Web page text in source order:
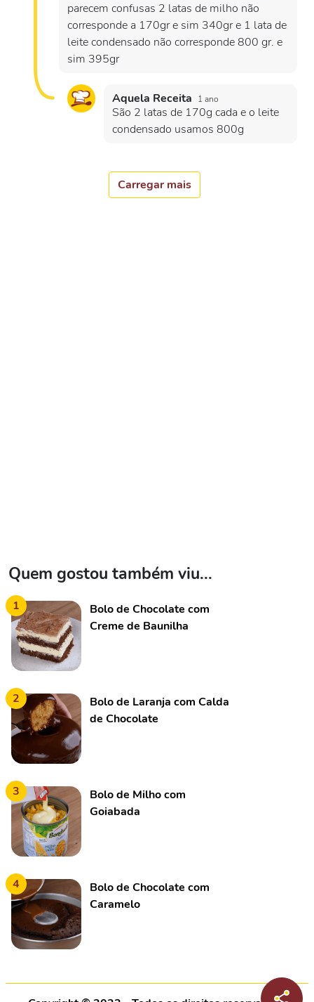
parecem confusas 2 latas de milho não
corresponde a 170gr e sim 340gr e 1 lata de
leite condensado não corresponde 800 gr. e
sim 395gr
Aquela Receita 1 ano
São 2 latas de 170g cada e o leite
condensado usamos 800g
Carregar mais
Quem gostou também viu...
1
Bolo de Chocolate com
Creme de Baunilha
2
Bolo de Laranja com Calda
de Chocolate
3
Bolo de Milho com
Goiabada
4
Bolo de Chocolate com
Caramelo